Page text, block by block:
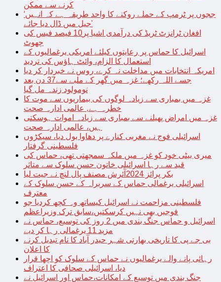
کرنے سے ممکن
‘ججوں پر ٹرمپ کے حملے روکنے کا واحد طریقہ ہے کہ انہیں
جیل میں ڈال دیا جائے’
افغان ٹرانزٹ ٹریڈ کی درآمدی اشیا پر10 فیصد فیس کی
چھوٹ
اسرائیل کا حماس پر رعایتوں کیلئے امریکی یرغمالیوں کے
استعمال کا الزام، وائٹ ہاؤس کی تردید
امریکہ انتخابات میں مداخلت نہ کرے، روس نے خبردار کر دیا
جسے اللہ رکھے؛ غزہ میں گھر کے ملبے سے37 دن بعد
نومولود زندہ مل گیا
غزہ میں بمباری سے زیادہ لوگوں کی بیماریوں سے موت کا
خطرہ ہے, عالمی ادارہ صحت
غزہ میں امراض پھیلنے سے بمباری سے زیادہ اموات ہوسکتی
ہیں، عالمی ادارہ صحت
اسرائیلی فوج نے مغربی کنارے پر دھاوا بول دیا، سیکڑوں
فلسطینی گرفتار
میری بیٹی خود کو غزہ میں ملکہ سمجھتی تھی، حماس کی
قید سے رہا اسرائیلی خاتون حسن سلوک سے متاثر
بکر پرائز 2024آئرش مصنف پال لنچ نے جیت لیا
اسرائیلی یرغمالی حماس کے سربراہ کے حسن سلوک کے
معترف
فلسطینی مزاحمت نے اسرائیل کیساتھ وہ کچھ کردیا جو
فوجیں بھی نہیں کرسکتیں،سابق ترک وزیراعظم
اسرائیل و حماس جنگ بندی میں 2 روز کی توسیع، حماس نے
مزید 11 یرغمالی رہا کر دیے
بی جے پی کا تاریخی بھارتی شہر حیدر آباد کا نام تبدیل کرنے
کا اعلان
رہائی پانے والے یرغمالیوں نے حماس کے سلوک کو اچھا قرار
دیا، اسرائیلی صحافی کا اعتراف
جنگ بندی میں توسیع کے امکانات،حماس اور اسرائیل نے